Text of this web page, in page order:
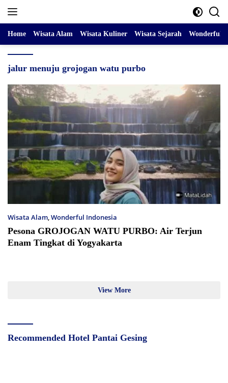
Home Wisata Alam Wisata Kuliner Wisata Sejarah Wonderful
jalur menuju grojogan watu purbo
Wisata Alam,Wonderful Indonesia
Pesona GROJOGAN WATU PURBO: Air Terjun
Enam Tingkat di Yogyakarta
View More
Recommended Hotel Pantai Gesing